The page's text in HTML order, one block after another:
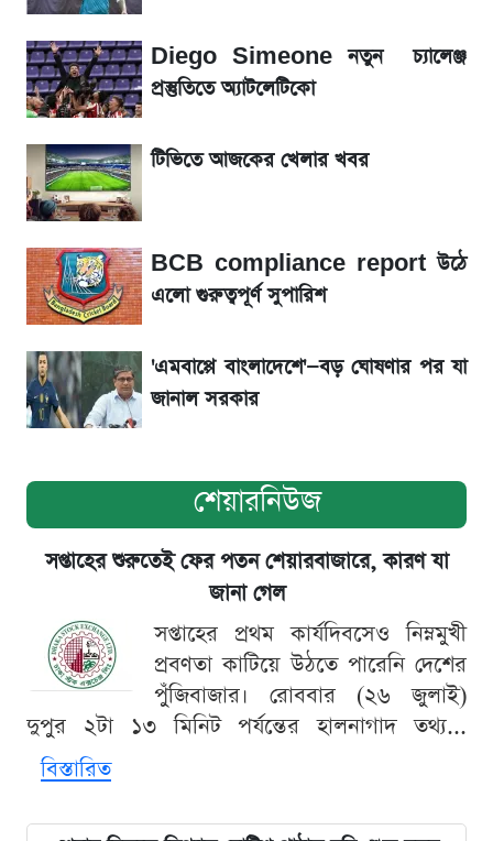
৬ আগস্ট দেশের বাজারে স্বর্ণের দাম
রবির বড় সাফল্য! আয় কম বাড়লেও রেকর্ড মুনাফা ও
গ্রাহক বৃদ্ধি
শেয়ার বিজকে লিগ্যাল নোটিশ পাঠাল রবি, শুরু নতুন
বিতর্ক
সৌদিতে বাংলাদেশিদের আকামা নবায়নে বদলে গেল
নিয়ম
Diego Simeone নতুন চ্যালেঞ্জ
প্রস্তুতিতে অ্যাটলেটিকো
টিভিতে আজকের খেলার খবর
BCB compliance report উঠে
এলো গুরুত্বপূর্ণ সুপারিশ
'এমবাপ্পে বাংলাদেশে'—বড় ঘোষণার পর যা
জানাল সরকার
শেয়ারনিউজ
সপ্তাহের শুরুতেই ফের পতন শেয়ারবাজারে, কারণ যা
জানা গেল
সপ্তাহের প্রথম কার্যদিবসেও নিম্নমুখী
প্রবণতা কাটিয়ে উঠতে পারেনি দেশের
পুঁজিবাজার। রোববার (২৬ জুলাই)
দুপুর ২টা ১৩ মিনিট পর্যন্তের হালনাগাদ তথ্য...
বিস্তারিত